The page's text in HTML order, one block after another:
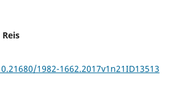
1982-1662.2017v1n21ID13513